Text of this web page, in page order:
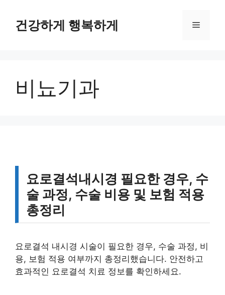
건강하게 행복하게 메
비뇨기과
요로결석내시경 필요한 경우, 수
술 과정, 수술 비용 및 보험 적용
총정리
요로결석 내시경 시술이 필요한 경우, 수술 과정, 비
용, 보험 적용 여부까지 총정리했습니다. 안전하고
효과적인 요로결석 치료 정보를 확인하세요.